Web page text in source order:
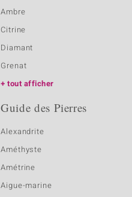
Ambre
Citrine
Diamant
Grenat
tout afficher
Guide des Pierres
Alexandrite
Améthyste
Amétrine
Aigue-marine